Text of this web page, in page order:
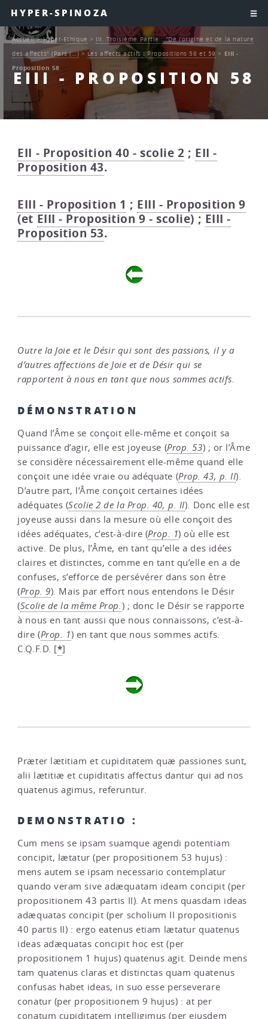
HYPER-SPINOZA
EIII - PROPOSITION 58
Accueil>Hyper-Ethique > III. Troisième Partie : "De l’origine et de la nature
des affects" (Pars (…)> Les affects actifs : Propositions 58 et 59 > EIII -
Proposition 58
EII - Proposition 40 - scolie 2 ; EII -
Proposition 43.
EIII - Proposition 1 ; EIII - Proposition 9
(et EIII - Proposition 9 - scolie) ; EIII -
Proposition 53.
Outre la Joie et le Désir qui sont des passions, il y a
d’autres affections de Joie et de Désir qui se
rapportent à nous en tant que nous sommes actifs.
DÉMONSTRATION
Quand l’Âme se conçoit elle-même et conçoit sa
puissance d’agir, elle est joyeuse (Prop. 53) ; or l’Âme
se considère nécessairement elle-même quand elle
conçoit une idée vraie ou adéquate (Prop. 43, p. II).
D’autre part, l’Âme conçoit certaines idées
adéquates (Scolie 2 de la Prop. 40, p. II). Donc elle est
joyeuse aussi dans la mesure où elle conçoit des
idées adéquates, c’est-à-dire (Prop. 1) où elle est
active. De plus, l’Âme, en tant qu’elle a des idées
claires et distinctes, comme en tant qu’elle en a de
confuses, s’efforce de persévérer dans son être
(Prop. 9). Mais par effort nous entendons le Désir
(Scolie de la même Prop. ) ; donc le Désir se rapporte
à nous en tant aussi que nous connaissons, c’est-à-
dire (Prop. 1) en tant que nous sommes actifs.
C.Q.F.D. [*]
Præter lætitiam et cupiditatem quæ passiones sunt,
alii lætitiæ et cupiditatis affectus dantur qui ad nos
quatenus agimus, referuntur.
DEMONSTRATIO :
Cum mens se ipsam suamque agendi potentiam
concipit, lætatur (per propositionem 53 hujus) :
mens autem se ipsam necessario contemplatur
quando veram sive adæquatam ideam concipit (per
propositionem 43 partis II). At mens quasdam ideas
adæquatas concipit (per scholium II propositionis
40 partis II) : ergo eatenus etiam lætatur quatenus
ideas adæquatas concipit hoc est (per
propositionem 1 hujus) quatenus agit. Deinde mens
tam quatenus claras et distinctas quam quatenus
confusas habet ideas, in suo esse perseverare
conatur (per propositionem 9 hujus) : at per
conatum cupiditatem intelligimus (per ejusdem